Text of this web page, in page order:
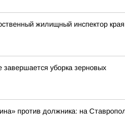
жилищный инспектор
уборка зерновых
против должника: на